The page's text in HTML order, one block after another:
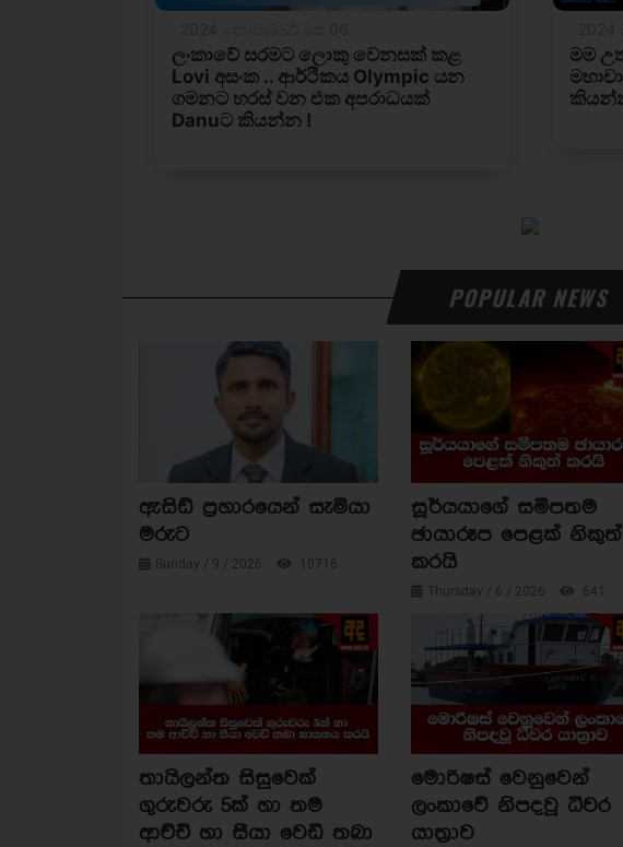
POPULAR NEWS
ඇසිඩ් ප්‍රහාරයෙන් සැමියා
මරුට
Sunday / 9 / 2026 10716
සූර්යයාගේ සමීපතම
ඡායාරූප පෙළක් නිකුත්
කරයි
Thursday / 6 / 2026 641
තායිලන්ත සිසුවෙක්
ගුරුවරු 5ක් හා තම
ආච්චි හා සීයා වෙඩි තබා
මොරිෂස් වෙනුවෙන්
ලංකාවේ නිපදවූ ධීවර
යාත්‍රාව